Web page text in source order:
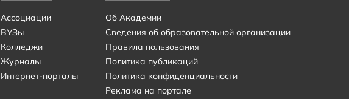
Ассоциации
ВУЗы
Колледжи
Журналы
Интернет-порталы
Об Академии
Сведения об образовательной организации
Правила пользования
Политика публикаций
Политика конфиденциальности
Реклама на портале